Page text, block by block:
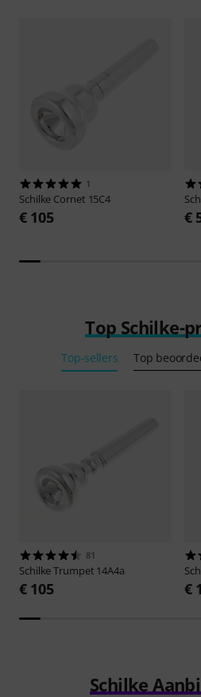
1
Schilke Cornet 15C4
€ 105 €
Top Schilke-
Top-sellers Top
81
SchilkeTrumpet 14A4a
€ 105 €
Schilke